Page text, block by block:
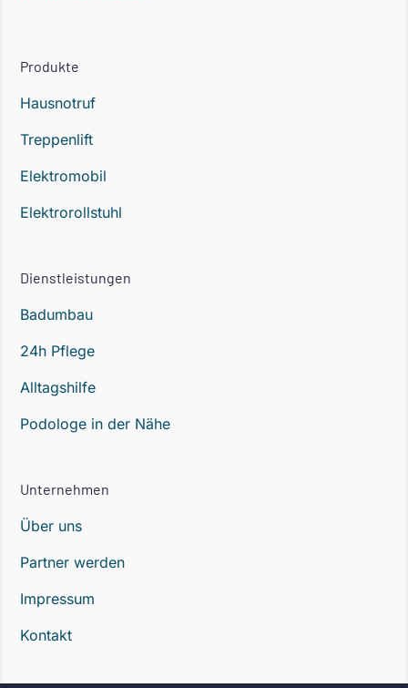
Produkte
Hausnotruf
Treppenlift
Elektromobil
Elektrorollstuhl
Dienstleistungen
Badumbau
24h Pflege
Alltagshilfe
Podologe in der Nähe
Unternehmen
Über uns
Partner werden
Impressum
Kontakt